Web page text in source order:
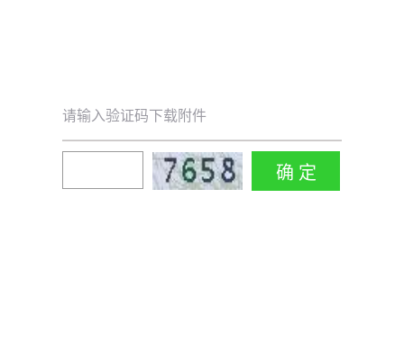
请输入验证码下载附件